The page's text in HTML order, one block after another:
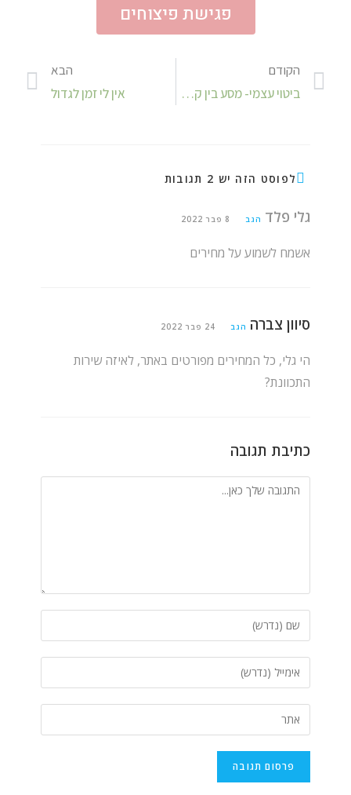
פגישת פיצוחים
הקודם
ביטוי עצמי- מסע בין קצוות- מתארחת אצל מיא סיני
הבא
אין לי זמן לגדול
לפוסט הזה יש 2 תגובות
גלי פלד הגב 8 פבר 2022
אשמח לשמוע על מחירים
סיוון צברה הגב 24 פבר 2022
הי גלי, כל המחירים מפורטים באתר, לאיזה שירות
התכוונת?
כתיבת תגובה